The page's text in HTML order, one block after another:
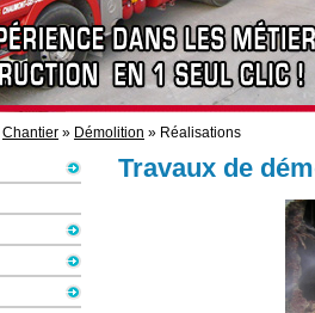
Chantier » Démolition » Réalisations
Travaux de